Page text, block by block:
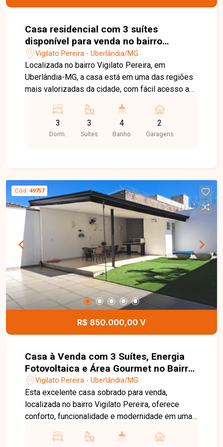
Casa residencial com 3 suítes
disponível para venda no bairro
Vigilato Pereira em Uberlândia-MG
Vigilato Pereira - Uberlândia/MG
Localizada no bairro Vigilato Pereira, em
Uberlândia-MG, a casa está em uma das regiões
mais valorizadas da cidade, com fácil acesso a
principais, oferecendo praticidade e qualidade de
suítes, lavabo, escritório, cozinha repleta de
bem distribuídos e funcionais. Uma excelente
oportunidade para quem busca conforto e
localização privilegiada. Entre em contato para
mais informações e agende sua visita.
3
Dorm.
3
Suítes
4
Banho
2
Garagens
Cód. 49757
R$ 850.000,00 V
Casa à Venda com 3 Suítes, Energia
Fotovoltaica e Área Gourmet no Bairro
Vigilato Pereira
Vigilato Pereira - Uberlândia/MG
Esta excelente casa sobrado para venda,
localizada no bairro Vigilato Pereira, oferece
conforto, funcionalidade e modernidade em uma
imóvel está construído em um terreno de 300m²,